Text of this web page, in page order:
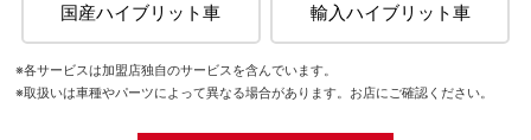
国産ハイブリット車 輸入ハイブリット車
※各サービスは加盟店独自のサービスを含んでいます。
※取扱いは車種やパーツによって異なる場合があります。お店にご確認ください。